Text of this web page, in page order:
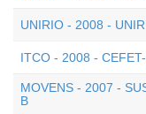
UNIRIO - 2008 -
ITCO - 2008 -
MOVENS - 2007 -
B